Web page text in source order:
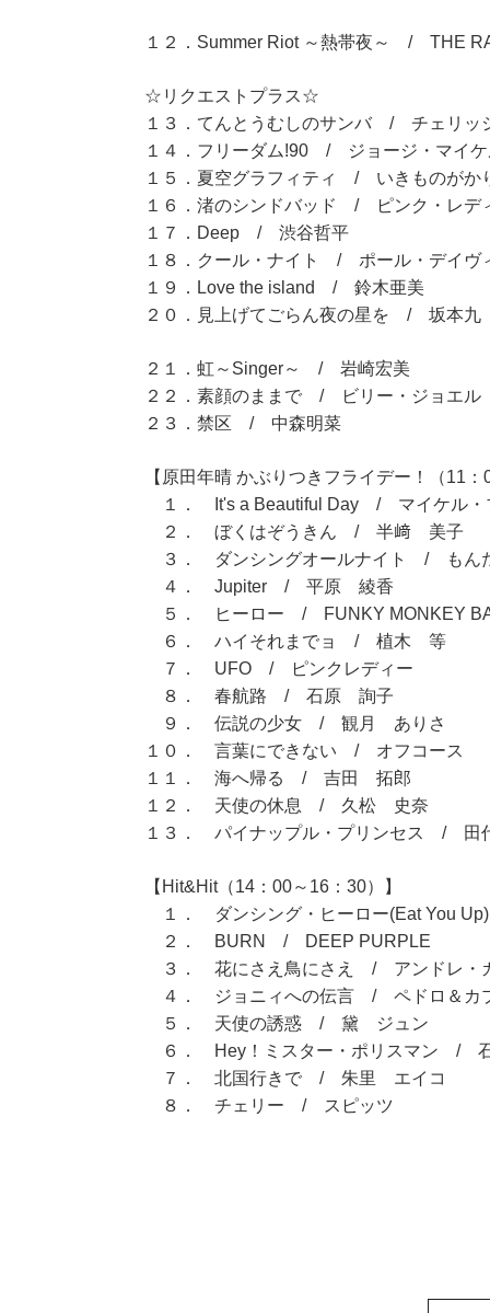
１２．Summer Riot ～熱帯夜～ / THE
☆リクエストプラス☆
１３．てんとうむしのサンバ / チェリッ
１４．フリーダム!90 / ジョージ・マイケ
１５．夏空グラフィティ / いきものがか
１６．渚のシンドバッド / ピンク・レデ
１７．Deep / 渋谷哲平
１８．クール・ナイト / ポール・デイヴ
１９．Love the island / 鈴木亜美
２０．見上げてごらん夜の星を / 坂本九
２１．虹～Singer～ / 岩崎宏美
２２．素顔のままで / ビリー・ジョエル
２３．禁区 / 中森明菜
【原田年晴 かぶりつきフライデー！（11
１． It's a Beautiful Day / マイケル・
２． ぼくはぞうきん / 半﨑 美子
３． ダンシングオールナイト / もん
４． Jupiter / 平原 綾香
５． ヒーロー / FUNKY MONKEY
６． ハイそれまでョ / 植木 等
７． UFO / ピンクレディー
８． 春航路 / 石原 詢子
９． 伝説の少女 / 観月 ありさ
１０． 言葉にできない / オフコース
１１． 海へ帰る / 吉田 拓郎
１２． 天使の休息 / 久松 史奈
１３． パイナップル・プリンセス / 田
【Hit&Hit（14：00～16：30）】
１． ダンシング・ヒーロー(Eat You
２． BURN / DEEP PURPLE
３． 花にさえ鳥にさえ / アンドレ・
４． ジョニィへの伝言 / ペドロ＆カ
５． 天使の誘惑 / 黛 ジュン
６． Hey！ミスター・ポリスマン /
７． 北国行きで / 朱里 エイコ
８． チェリー / スピッツ